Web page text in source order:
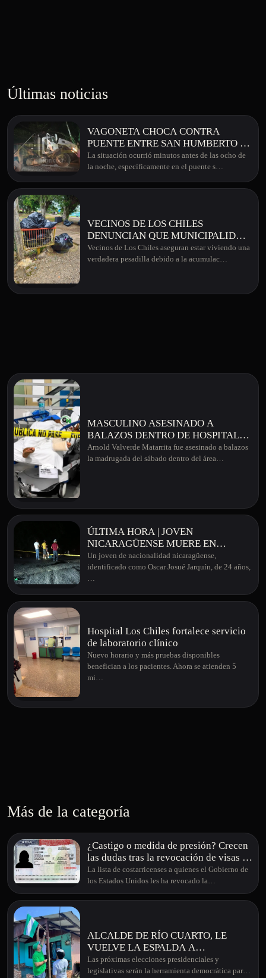
Últimas noticias
VAGONETA CHOCA CONTRA
PUENTE ENTRE SAN HUMBERTO Y
EL CONCHO
La situación ocurrió minutos antes de las ocho de
la noche, específicamente en el puente s…
VECINOS DE LOS CHILES
DENUNCIAN QUE MUNICIPALIDAD
TIENE APROXIMADAMENTE 22
DÍAS SIN RECOLECCIÓN DE
Vecinos de Los Chiles aseguran estar viviendo una
verdadera pesadilla debido a la acumulac…
MASCULINO ASESINADO A
BALAZOS DENTRO DE HOSPITAL
EN GUANACASTE
Arnold Valverde Matarrita fue asesinado a balazos
la madrugada del sábado dentro del área…
ÚLTIMA HORA | JOVEN
NICARAGÜENSE MUERE EN
APARATOSO ACCIDENTE EN
MONTERREY DE SAN CARLOS
Un joven de nacionalidad nicaragüense,
identificado como Oscar Josué Jarquín, de 24 años,
…
Hospital Los Chiles fortalece servicio
de laboratorio clínico
Nuevo horario y más pruebas disponibles
benefician a los pacientes. Ahora se atienden 5
mi…
Más de la categoría
¿Castigo o medida de presión? Crecen
las dudas tras la revocación de visas a
figuras públicas de Costa Rica
La lista de costarricenses a quienes el Gobierno de
los Estados Unidos les ha revocado la…
ALCALDE DE RÍO CUARTO, LE
VUELVE LA ESPALDA A
LIBERACIÓN NACIONAL Y DA SU
APOYO A RODRIGO CHAVES Y A
Las próximas elecciones presidenciales y
legislativas serán la herramienta democrática par…